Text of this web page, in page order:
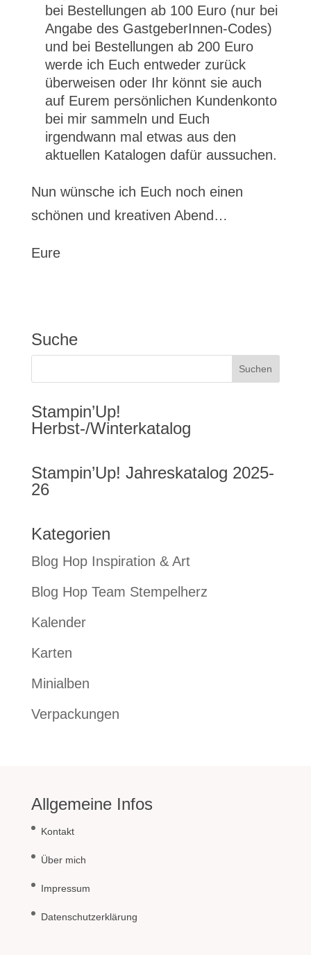
bei Bestellungen ab 100 Euro (nur bei
Angabe des GastgeberInnen-Codes)
und bei Bestellungen ab 200 Euro
werde ich Euch entweder zurück
überweisen oder Ihr könnt sie auch
auf Eurem persönlichen Kundenkonto
bei mir sammeln und Euch
irgendwann mal etwas aus den
aktuellen Katalogen dafür aussuchen.
Nun wünsche ich Euch noch einen
schönen und kreativen Abend…
Eure
Suche
Stampin’Up!
Herbst-/Winterkatalog
Stampin’Up! Jahreskatalog 2025-
26
Kategorien
Blog Hop Inspiration & Art
Blog Hop Team Stempelherz
Kalender
Karten
Minialben
Verpackungen
Allgemeine Infos
Kontakt
Über mich
Impressum
Datenschutzerklärung